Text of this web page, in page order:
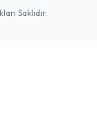
Saklıdır.